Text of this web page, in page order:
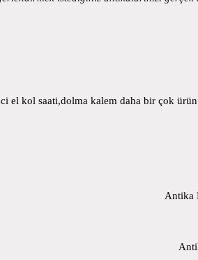
el kol saati,dolma kalem daha bir çok
Antika